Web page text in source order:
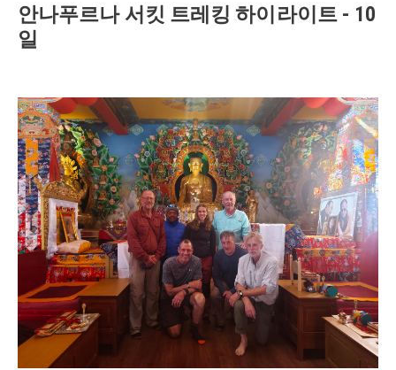
안나푸르나 서킷 트레킹 하이라이트 - 10
일